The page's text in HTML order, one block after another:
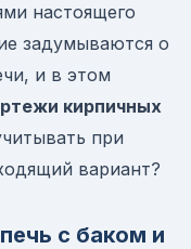
настоящего
задумываются о
и в этом
кирпичных
при
вариант?
с баком и